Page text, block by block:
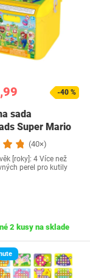
-40 %
sada
Super Mario
(40×)
[roky]: 4 Více než
perel pro kutily
2 kusy na sklade